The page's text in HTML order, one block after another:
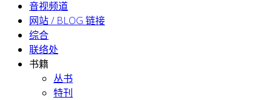
音视频道
网站 / BLOG 链接
综合
联络处
书籍
丛书
特刊